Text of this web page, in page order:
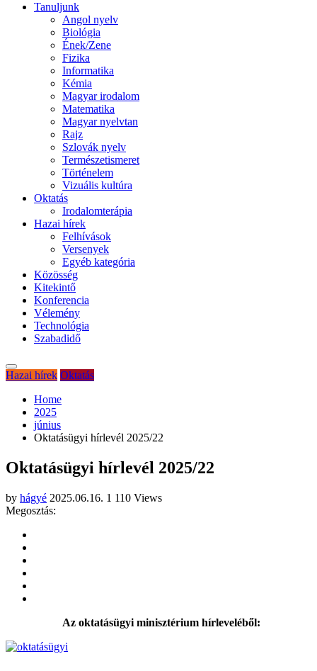
Tanuljunk
Angol nyelv
Biológia
Ének/Zene
Fizika
Informatika
Kémia
Magyar irodalom
Matematika
Magyar nyelvtan
Rajz
Szlovák nyelv
Természetismeret
Történelem
Vizuális kultúra
Oktatás
Irodalomterápia
Hazai hírek
Felhívások
Versenyek
Egyéb kategória
Közösség
Kitekintő
Konferencia
Vélemény
Technológia
Szabadidő
Hazai hírek Oktatás
Home
2025
június
Oktatásügyi hírlevél 2025/22
Oktatásügyi hírlevél 2025/22
by hágyé 2025.06.16. 1 110 Views
Megosztás:
Az oktatásügyi minisztérium hírleveléből: